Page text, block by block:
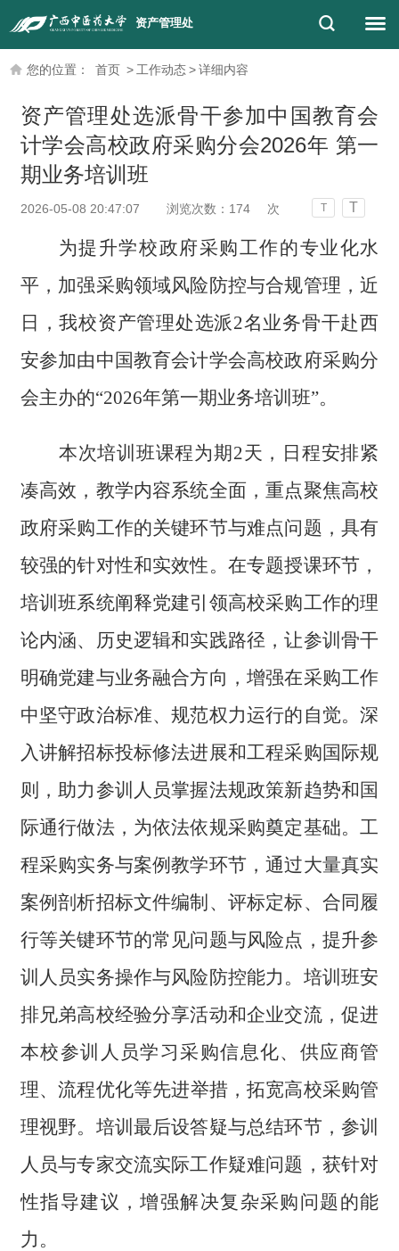
资产管理处
您的位置： 首页 > 工作动态>详细内容
资产管理处选派骨干参加中国教育会
计学会高校政府采购分会2026年 第一
期业务培训班
2026-05-08 20:47:07 浏览次数： 174 次 T T
为提升学校政府采购工作的专业化水
平，加强采购领域风险防控与合规管理，近
日，我校资产管理处选派2名业务骨干赴西
安参加由中国教育会计学会高校政府采购分
会主办的“2026年第一期业务培训班”。
本次培训班课程为期2天，日程安排紧
凑高效，教学内容系统全面，重点聚焦高校
政府采购工作的关键环节与难点问题，具有
较强的针对性和实效性。 在专题授课环节，
培训班系统阐释党建引领高校采购工作的理
论内涵、历史逻辑和实践路径，让参训骨干
明确党建与业务融合方向，增强在采购工作
中坚守政治标准、规范权力运行的自觉。深
入讲解招标投标修法进展和工程采购国际规
则，助力参训人员掌握法规政策新趋势和国
际通行做法，为依法依规采购奠定基础。工
程采购实务与案例教学环节，通过大量真实
案例剖析招标文件编制、评标定标、合同履
行等关键环节的常见问题与风险点，提升参
训人员实务操作与风险防控能力。培训班安
排兄弟高校经验分享活动和企业交流， 促进
本校参训人员学习采购信息化、供应商管
理、流程优化等先进举措，拓宽高校采购管
理视野。培训最后设答疑与总结环节，参训
人员与专家交流实际工作疑难问题，获针对
性指导建议，增强解决复杂采购问题的能
力。